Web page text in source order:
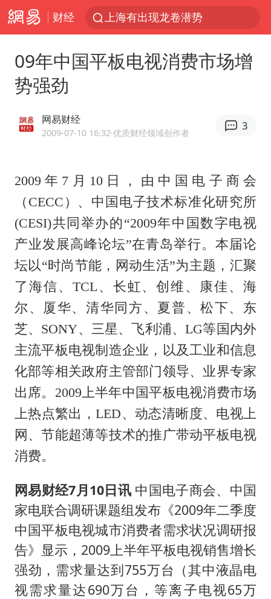
财经
上海有出现龙卷潜势
今日15时起福州地铁高架区段停运
王艺迪2-4不敌张本美和止步4强
上门女婿出轨女邻居多年被判重婚罪
王传君 《披荆斩棘》
2025年小学教师减少13.19万
王艺迪无缘横滨赛决赛
泰国：高度重视中国游客旅游体验
于东来直播和胖东来核心团队开会
上海大部迎大暴雨
《龙餐馆》 冲奖
蒯曼挺进WTT横滨冠军赛女单四强
构建更高水平的全民健身公共服务体系
09年中国平板电视消费市场增
势强劲
网易财经
2009-07-10 16:32·优质财经领域创作者
3
2009年7月10日，由中国电子商会
（CECC）、中国电子技术标准化研究所
(CESI)共同举办的“2009年中国数字电视
产业发展高峰论坛”在青岛举行。本届论
坛以“时尚节能，网动生活”为主题，汇聚
了海信、TCL、长虹、创维、康佳、海
尔、厦华、清华同方、夏普、松下、东
芝、SONY、三星、飞利浦、LG等国内外
主流平板电视制造企业，以及工业和信息
化部等相关政府主管部门领导、业界专家
出席。2009上半年中国平板电视消费市场
上热点繁出，LED、动态清晰度、电视上
网、节能超薄等技术的推广带动平板电视
消费。
网易财经7月10日讯 中国电子商会、中国
家电联合调研课题组发布《2009年二季度
中国平板电视城市消费者需求状况调研报
告》显示，2009上半年平板电视销售增长
强劲，需求量达到755万台（其中液晶电
视需求量达690万台，等离子电视65万